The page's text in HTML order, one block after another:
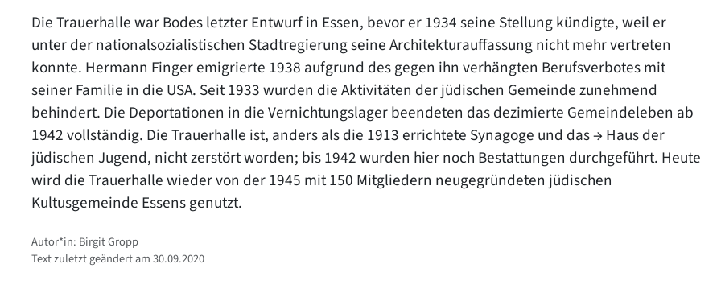
Die Trauerhalle war Bodes letzter Entwurf in Essen, bevor er 1934 seine Stellung kündigte, weil er
unter der nationalsozialistischen Stadtregierung seine Architekturauffassung nicht mehr vertreten
konnte. Hermann Finger emigrierte 1938 aufgrund des gegen ihn verhängten Berufsverbotes mit
seiner Familie in die USA. Seit 1933 wurden die Aktivitäten der jüdischen Gemeinde zunehmend
behindert. Die Deportationen in die Vernichtungslager beendeten das dezimierte Gemeindeleben ab
1942 vollständig. Die Trauerhalle ist, anders als die 1913 errichtete Synagoge und das → Haus der
jüdischen Jugend, nicht zerstört worden; bis 1942 wurden hier noch Bestattungen durchgeführt. Heute
wird die Trauerhalle wieder von der 1945 mit 150 Mitgliedern neugegründeten jüdischen
Kultusgemeinde Essens genutzt.
Autor*in: Birgit Gropp
Text zuletzt geändert am 30.09.2020